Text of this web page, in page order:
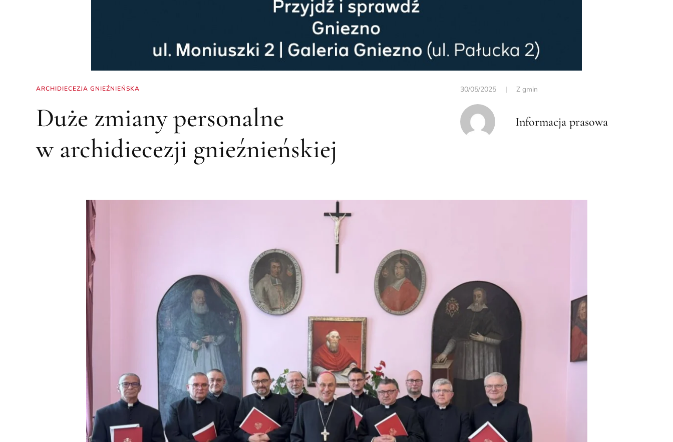
ARCHIDIECEZJA GNIEŹNIEŃSKA
Duże zmiany personalne
w archidiecezji gnieźnieńskiej
30/05/2025| Z gmin
Informacja prasowa